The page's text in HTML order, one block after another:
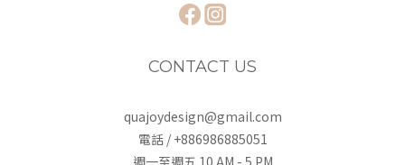
CONTACT US
quajoydesign@gmail.com
電話 / +886986885051
週一至週五 10 AM - 5 PM